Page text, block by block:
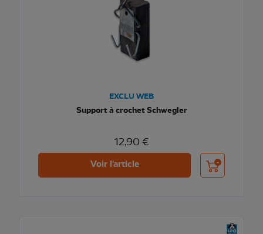
EXCLU WEB
Support à crochet Schwegler
12,90 €
Voir l'article Ajouter au